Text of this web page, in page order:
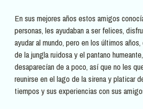
En sus mejores años estos amigos
personas, les ayudaban a ser felices,
ayudar al mundo, pero en los últimos
de la jungla ruidosa y el pantano
desaparecían de a poco, así que no les
reunirse en el lago de la sirena y platicar
tiempos y sus experiencias con sus